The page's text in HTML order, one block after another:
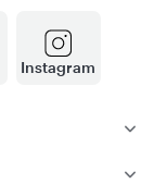
Instagram